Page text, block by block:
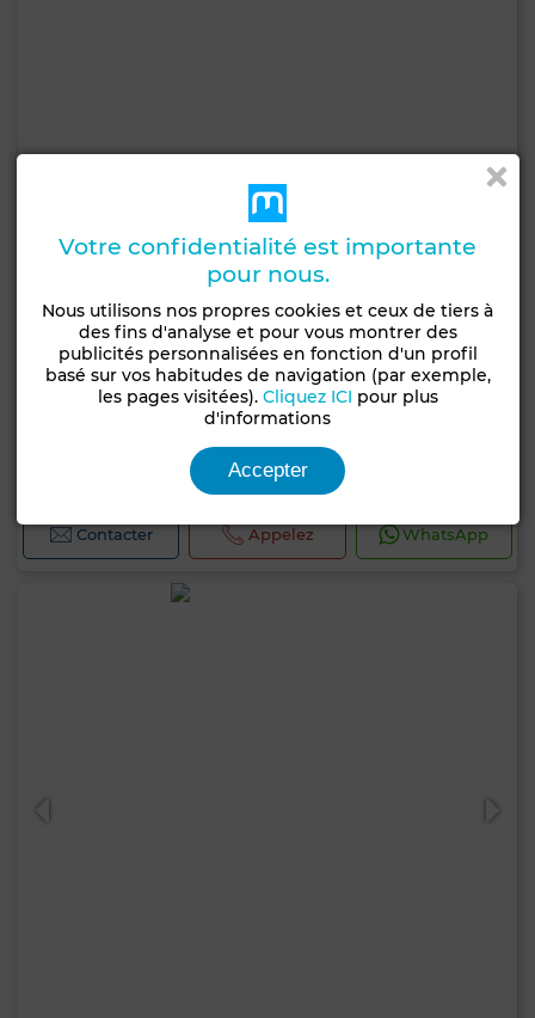
30 000 DH
4 Ch.
Contacter Appelez WhatsApp
Votre confidentialité est importante
pour nous.
Nous utilisons nos propres cookies et ceux de tiers à
des fins d'analyse et pour vous montrer des
publicités personnalisées en fonction d'un profil
basé sur vos habitudes de navigation (par exemple,
les pages visitées). Cliquez ICI pour plus
d'informations
Accepter